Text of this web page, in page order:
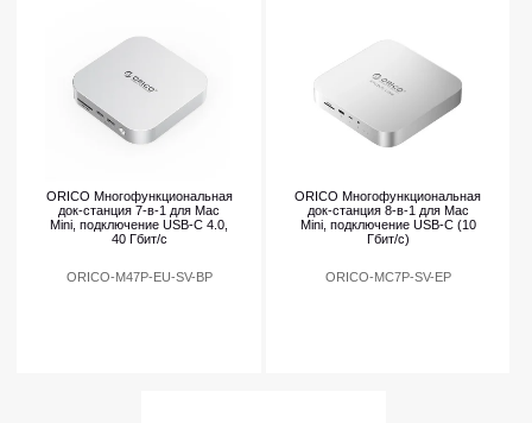
ORICO Многофункциональная
док-станция 7-в-1 для Mac
Mini, подключение USB-C 4.0,
40 Гбит/с
ORICO-M47P-EU-SV-BP
ORICO Многофункциональная
док-станция 8-в-1 для Mac
Mini, подключение USB-C (10
Гбит/с)
ORICO-MC7P-SV-EP